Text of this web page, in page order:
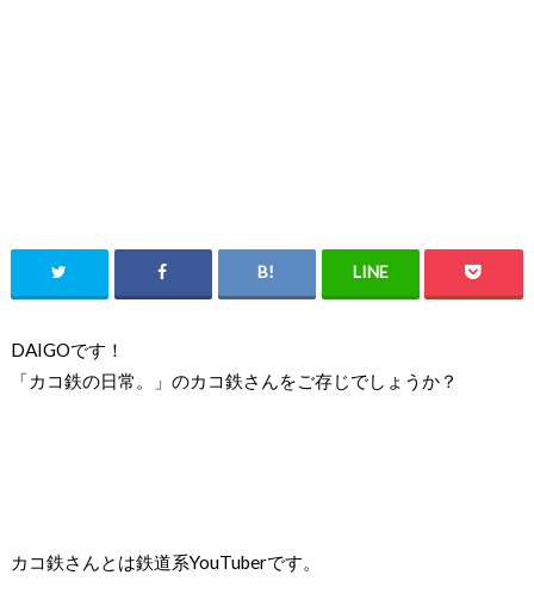
DAIGOです！
「カコ鉄の日常。」のカコ鉄さんをご存じでしょうか？
カコ鉄さんとは鉄道系YouTuberです。